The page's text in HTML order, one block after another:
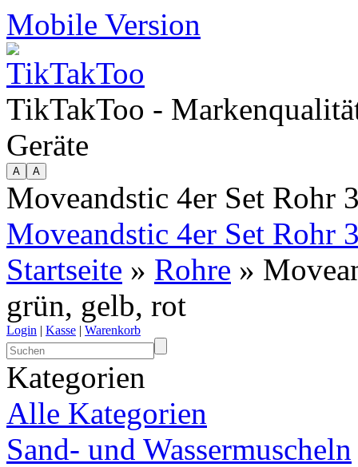
Mobile Version
TikTakToo -
Geräte
Moveandstic 4er Set Rohr
Moveandstic 4er Set Rohr
Startseite » Rohre »
grün, gelb, rot
Login | Kasse | Warenkorb
Kategorien
Alle Kategorien
Sand- und Wassermuscheln